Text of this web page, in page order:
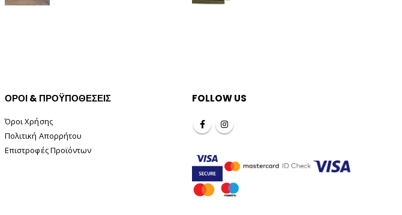
ΟΡΟΙ & ΠΡΟΫΠΟΘΕΣΕΙΣ
Όροι Χρήσης
Πολιτική Απορρήτου
Επιστροφές Προϊόντων
FOLLOW US